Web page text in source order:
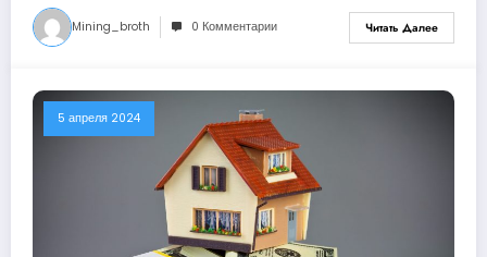
Mining_broth 0 Комментарии Читать Далее
5 апреля 2024